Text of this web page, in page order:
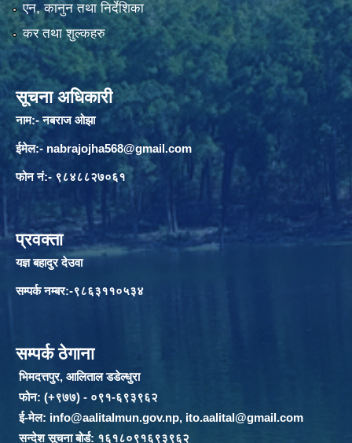
एन, कानुन तथा निर्देशिका
कर तथा शुल्कहरु
सूचना अधिकारी
नाम:- नबराज ओझा
ईमेल:- nabrajojha568@gmail.com
फोन नं:- ९८४८८२७०६१
प्रवक्ता
यज्ञ बहादुर देउवा
सम्पर्क नम्बर:-९८६३११०५३४
सम्पर्क ठेगाना
भिमदत्तपुर, आलिताल डडेल्धुरा
फोन: (+९७७) - ०९१-६९३९६२
ई-मेल: info@aalitalmun.gov.np, ito.aalital@gmail.com
सन्देश सूचना बोर्ड: १६१८०९१६९३९६२